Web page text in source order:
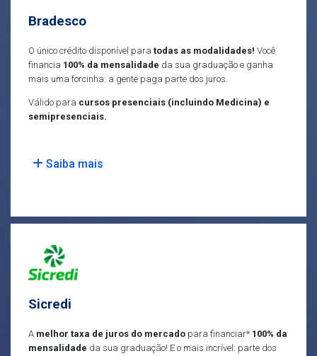
Bradesco
O único crédito disponível para todas as modalidades! Você
financia 100% da mensalidade da sua graduação e ganha
mais uma forcinha: a gente paga parte dos juros.
Válido para cursos presenciais (incluindo Medicina) e
semipresenciais.
Saiba mais
Sicredi
A melhor taxa de juros do mercado para financiar* 100% da
mensalidade da sua graduação! E o mais incrível: parte dos